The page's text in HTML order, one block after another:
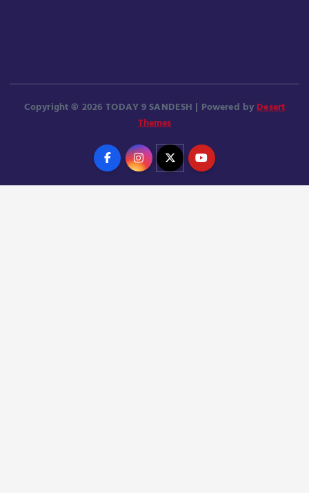
Copyright © 2026 TODAY 9 SANDESH | Powered by Desert
Themes